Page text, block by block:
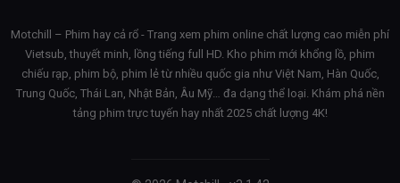
Motchill – Phim hay cả rổ - Trang xem phim online chất lượng cao miễn phí
Vietsub, thuyết minh, lồng tiếng full HD. Kho phim mới khổng lồ, phim
chiếu rạp, phim bộ, phim lẻ từ nhiều quốc gia như Việt Nam, Hàn Quốc,
Trung Quốc, Thái Lan, Nhật Bản, Âu Mỹ… đa dạng thể loại. Khám phá nền
tảng phim trực tuyến hay nhất 2025 chất lượng 4K!